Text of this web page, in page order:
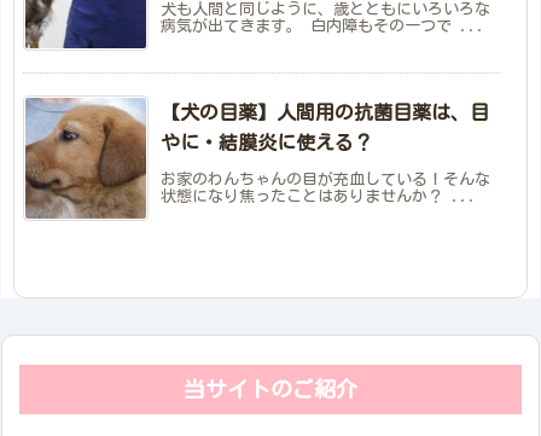
犬も人間と同じように、歳とともにいろいろな
病気が出てきます。 白内障もその一つで ...
【犬の目薬】人間用の抗菌目薬は、目
やに・結膜炎に使える？
お家のわんちゃんの目が充血している！そんな
状態になり焦ったことはありませんか？ ...
当サイトのご紹介